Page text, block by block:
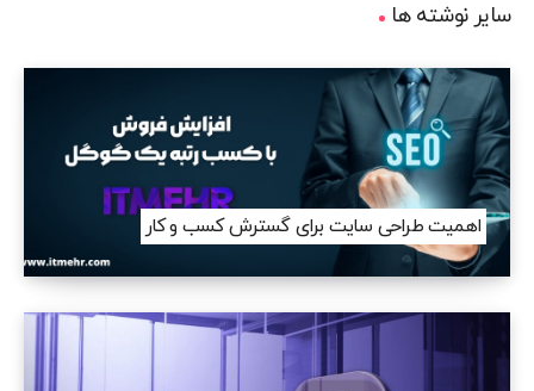
سایر نوشته ها
اهمیت طراحی سایت برای گسترش کسب و کار